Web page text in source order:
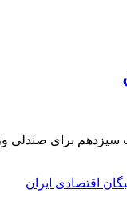
برای صندلی
اقتصادی ایران